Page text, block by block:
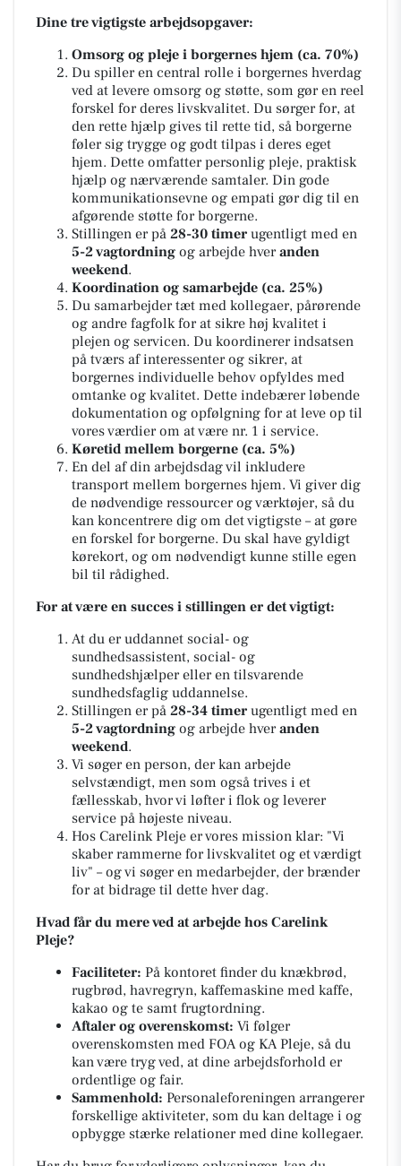
Dine tre vigtigste arbejdsopgaver:
Omsorg og pleje i borgernes hjem (ca. 70%)
Du spiller en central rolle i borgernes hverdag
ved at levere omsorg og støtte, som gør en reel
forskel for deres livskvalitet. Du sørger for, at
den rette hjælp gives til rette tid, så borgerne
føler sig trygge og godt tilpas i deres eget
hjem. Dette omfatter personlig pleje, praktisk
hjælp og nærværende samtaler. Din gode
kommunikationsevne og empati gør dig til en
afgørende støtte for borgerne.
Stillingen er på 28-30 timer ugentligt med en
5-2 vagtordning og arbejde hveranden
weekend.
Koordination og samarbejde (ca. 25%)
Du samarbejder tæt med kollegaer, pårørende
og andre fagfolk for at sikre høj kvalitet i
plejen og servicen. Du koordinerer indsatsen
på tværs af interessenter og sikrer, at
borgernes individuelle behov opfyldes med
omtanke og kvalitet. Dette indebærer løbende
dokumentation og opfølgning for at leve op til
vores værdier om at være nr. 1 i service.
Køretid mellem borgerne (ca. 5%)
En del af din arbejdsdag vil inkludere
transport mellem borgernes hjem. Vi giver dig
de nødvendige ressourcer og værktøjer, så du
kan koncentrere dig om det vigtigste – at gøre
en forskel for borgerne. Du skal have gyldigt
kørekort, og om nødvendigt kunne stille egen
bil til rådighed.
For at være en succes i stillingen er det vigtigt:
At du er uddannet social- og
sundhedsassistent, social- og
sundhedshjælper eller en tilsvarende
sundhedsfaglig uddannelse.
Stillingen er på 28-34 timer ugentligt med en
5-2 vagtordning og arbejde hveranden
weekend.
Vi søger en person, der kan arbejde
selvstændigt, men som også trives i et
fællesskab, hvor vi løfter i flok og leverer
service på højeste niveau.
Hos Carelink Pleje er vores mission klar: "Vi
skaber rammerne for livskvalitet og et værdigt
liv" – og vi søger en medarbejder, der brænder
for at bidrage til dette hver dag.
Hvad får du mere ved at arbejde hos Carelink
Pleje?
Faciliteter: På kontoret finder du knækbrød,
rugbrød, havregryn, kaffemaskine med kaffe,
kakao og te samt frugtordning.
Aftaler og overenskomst: Vi følger
overenskomsten med FOA og KA Pleje, så du
kan være tryg ved, at dine arbejdsforhold er
ordentlige og fair.
Sammenhold: Personaleforeningen arrangerer
forskellige aktiviteter, som du kan deltage i og
opbygge stærke relationer med dine kollegaer.